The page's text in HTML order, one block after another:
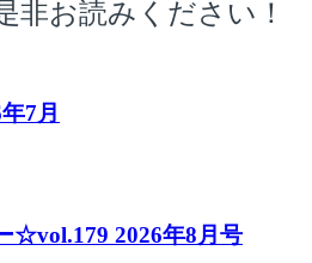
非お読みください！
7月
☆vol.179 2026年8月号